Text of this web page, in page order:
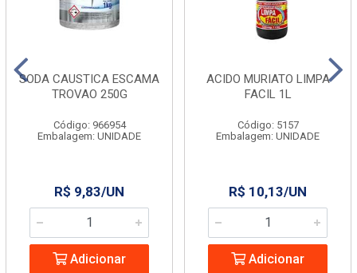
SODA CAUSTICA ESCAMA
TROVAO 250G
Código: 966954
Embalagem: UNIDADE
R$ 9,83/UN
Adicionar
ACIDO MURIATO LIMPA
FACIL 1L
Código: 5157
Embalagem: UNIDADE
R$ 10,13/UN
Adicionar